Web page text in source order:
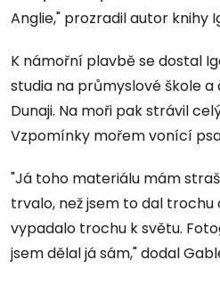
Anglie," prozradil autor knihy
K námořní plavbě se dostal
studia na průmyslové škole
Dunaji. Na moři pak strávil
Vzpomínky mořem vonící
"Já toho materiálu mám
trvalo, než jsem to dal
vypadalo trochu k světu.
jsem dělal já sám," dodal